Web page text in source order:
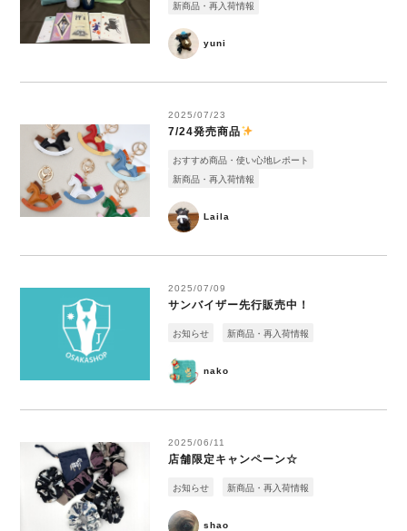
yuni
新商品・再入荷情報
2025/07/23
7/24発売商品
Laila
おすすめ商品・使い心地レポート
新商品・再入荷情報
2025/07/09
サンバイザー先行販売中！
nako
お知らせ 新商品・再入荷情報
2025/06/11
店舗限定キャンペーン☆
shao
お知らせ 新商品・再入荷情報